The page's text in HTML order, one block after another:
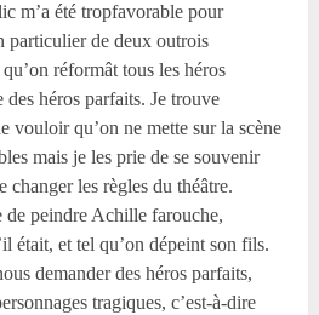
m’a été tropfavorable pour
particulier de deux outrois
réformât tous les héros
héros parfaits. Je trouve
vouloir qu’on ne mette sur la scène
mais je les prie de se souvenir
changer les règles du théâtre.
de peindre Achille farouche,
était, et tel qu’on dépeint son fils.
demander des héros parfaits,
tragiques, c’est-à-dire